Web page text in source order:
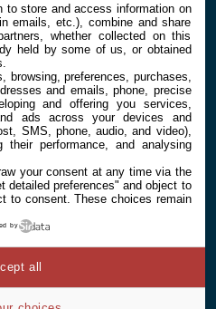
À PROPOS
Contact
to store and access information on
emails, etc.), combine and share
whether collected on this
held by some of us, or obtained
browsing, preferences, purchases,
and emails, phone, precise
and offering you services,
ads across your devices and
SMS, phone, audio, and video),
their performance, and analysing
your consent at any time via the
detailed preferences" and object to
to consent. These choices remain
by
all